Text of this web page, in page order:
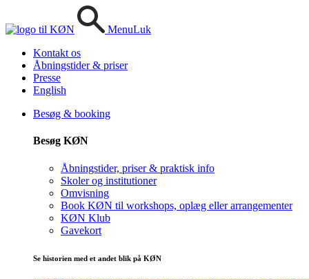
MenuLuk
Kontakt os
Åbningstider & priser
Presse
English
Besøg & booking
Besøg KØN
Åbningstider, priser & praktisk info
Skoler og institutioner
Omvisning
Book KØN til workshops, oplæg eller arrangementer
KØN Klub
Gavekort
Se historien med et andet blik på KØN